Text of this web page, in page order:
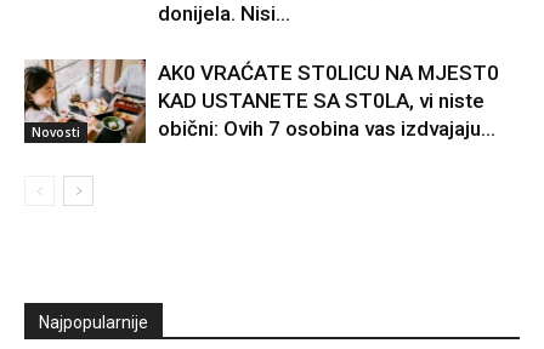
donijela. Nisi...
Novosti
AK0 VRAĆATE ST0LlCU NA MJEST0
KAD USTANETE SA ST0LA, vi niste
obični: Ovih 7 osobina vas izdvajaju…
Najpopularnije